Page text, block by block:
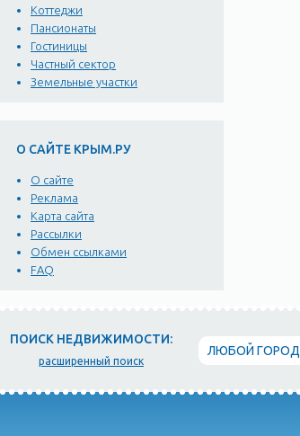
Коттеджи
Пансионаты
Гостиницы
Частный сектор
Земельные участки
О САЙТЕ КРЫМ.РУ
О сайте
Реклама
Карта сайта
Рассылки
Обмен ссылками
FAQ
ПОИСК НЕДВИЖИМОСТИ:
расширенный поиск
ЛЮБОЙ ГОРОД